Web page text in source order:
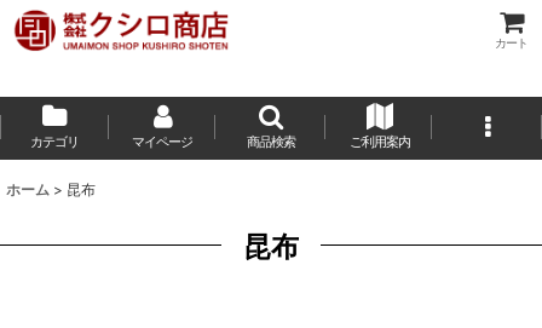
カート
カテゴリ マイページ 商品検索 ご利用案内
ホーム > 昆布
昆布